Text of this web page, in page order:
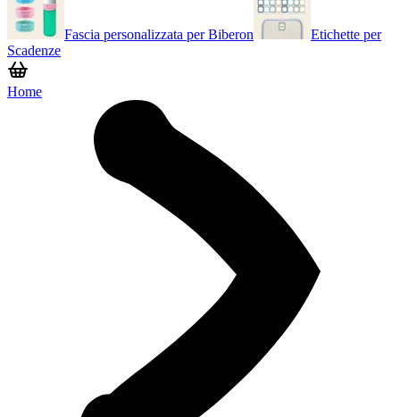
Fascia personalizzata per Biberon
Etichette per
Scadenze
Home